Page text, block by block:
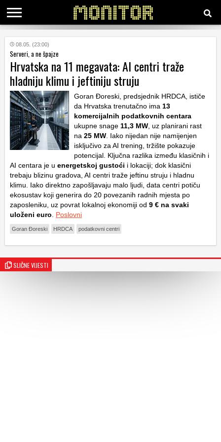
KATEGORIJE
HRVATSKI
WEB
08.05. (23:00)
Serveri, a ne špajze
Hrvatska na 11 megavata: AI centri traže
hladniju klimu i jeftiniju struju
Goran Đoreski, predsjednik HRDCA, ističe
da Hrvatska trenutačno ima 13
komercijalnih podatkovnih centara
ukupne snage 11,3 MW , uz planirani rast
na 25 MW . Iako nijedan nije namijenjen
isključivo za AI trening, tržište pokazuje
potencijal. Ključna razlika između klasičnih i
AI centara je u energetskoj gustoći i lokaciji; dok klasični
trebaju blizinu gradova, AI centri traže jeftinu struju i hladnu
klimu. Iako direktno zapošljavaju malo ljudi, data centri potiču
ekosustav koji generira do 20 povezanih radnih mjesta po
zaposleniku, uz povrat lokalnoj ekonomiji od 9 € na svaki
uloženi euro
Poslovni
Goran Đoreski HRDCA podatkovni centri
SLIČNE VIJESTI